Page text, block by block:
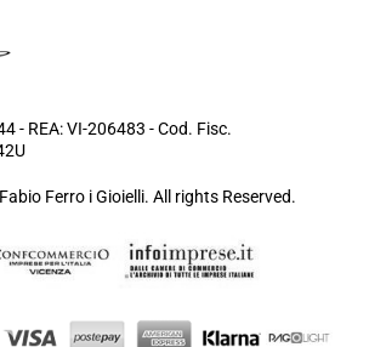
- REA: VI-206483 - Cod. Fisc.
Ferro i Gioielli. All rights Reserved.